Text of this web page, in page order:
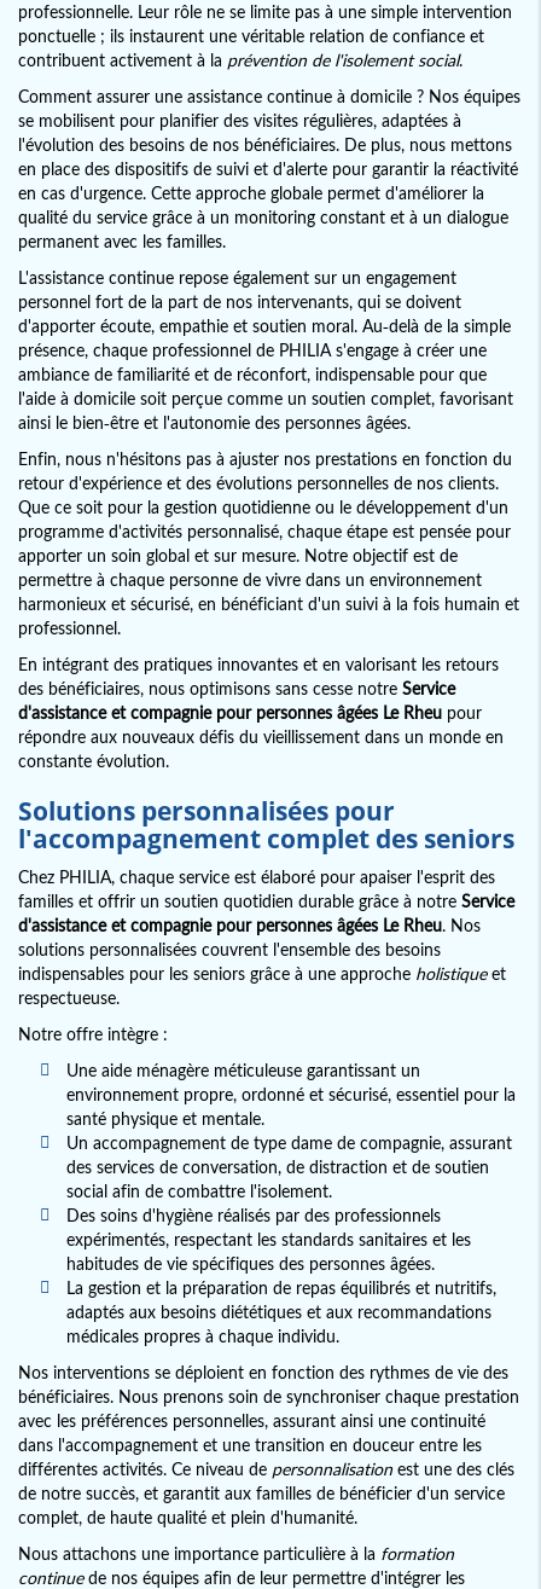
professionnelle. Leur rôle ne se limite pas à une simple intervention
ponctuelle ; ils instaurent une véritable relation de confiance et
contribuent activement à la prévention de l'isolement social.
Comment assurer une assistance continue à domicile ? Nos équipes
se mobilisent pour planifier des visites régulières, adaptées à
l'évolution des besoins de nos bénéficiaires. De plus, nous mettons
en place des dispositifs de suivi et d'alerte pour garantir la réactivité
en cas d'urgence. Cette approche globale permet d'améliorer la
qualité du service grâce à un monitoring constant et à un dialogue
permanent avec les familles.
L'assistance continue repose également sur un engagement
personnel fort de la part de nos intervenants, qui se doivent
d'apporter écoute, empathie et soutien moral. Au-delà de la simple
présence, chaque professionnel de PHILIA s'engage à créer une
ambiance de familiarité et de réconfort, indispensable pour que
l'aide à domicile soit perçue comme un soutien complet, favorisant
ainsi le bien-être et l'autonomie des personnes âgées.
Enfin, nous n'hésitons pas à ajuster nos prestations en fonction du
retour d'expérience et des évolutions personnelles de nos clients.
Que ce soit pour la gestion quotidienne ou le développement d'un
programme d'activités personnalisé, chaque étape est pensée pour
apporter un soin global et sur mesure. Notre objectif est de
permettre à chaque personne de vivre dans un environnement
harmonieux et sécurisé, en bénéficiant d'un suivi à la fois humain et
professionnel.
En intégrant des pratiques innovantes et en valorisant les retours
des bénéficiaires, nous optimisons sans cesse notre Service
d'assistance et compagnie pour personnes âgées Le Rheu pour
répondre aux nouveaux défis du vieillissement dans un monde en
constante évolution.
Solutions personnalisées pour
l'accompagnement complet des seniors
Chez PHILIA, chaque service est élaboré pour apaiser l'esprit des
familles et offrir un soutien quotidien durable grâce à notre Service
d'assistance et compagnie pour personnes âgées Le Rheu. Nos
solutions personnalisées couvrent l'ensemble des besoins
indispensables pour les seniors grâce à une approche holistiqueet
respectueuse.
Notre offre intègre :
Une aide ménagère méticuleuse garantissant un
environnement propre, ordonné et sécurisé, essentiel pour la
santé physique et mentale.
Un accompagnement de type dame de compagnie, assurant
des services de conversation, de distraction et de soutien
social afin de combattre l'isolement.
Des soins d'hygiène réalisés par des professionnels
expérimentés, respectant les standards sanitaires et les
habitudes de vie spécifiques des personnes âgées.
La gestion et la préparation de repas équilibrés et nutritifs,
adaptés aux besoins diététiques et aux recommandations
médicales propres à chaque individu.
Nos interventions se déploient en fonction des rythmes de vie des
bénéficiaires. Nous prenons soin de synchroniser chaque prestation
avec les préférences personnelles, assurant ainsi une continuité
dans l'accompagnement et une transition en douceur entre les
différentes activités. Ce niveau de personnalisationest une des clés
de notre succès, et garantit aux familles de bénéficier d'un service
complet, de haute qualité et plein d'humanité.
Nous attachons une importance particulière à la formation
continuede nos équipes afin de leur permettre d'intégrer les